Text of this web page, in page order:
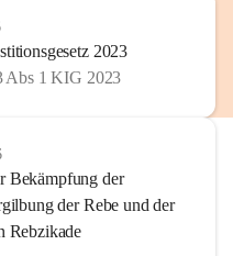
2023
Abs 1 KIG 2023
Bekämpfung der
der Rebe und der
Rebzikade